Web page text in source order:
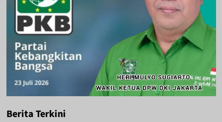
Berita Terkini